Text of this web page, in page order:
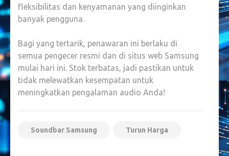
fleksibilitas dan kenyamanan yang diinginkan
banyak pengguna.
Bagi yang tertarik, penawaran ini berlaku di
semua pengecer resmi dan di situs web Samsung
mulai hari ini. Stok terbatas, jadi pastikan untuk
tidak melewatkan kesempatan untuk
meningkatkan pengalaman audio Anda!
Soundbar Samsung Turun Harga